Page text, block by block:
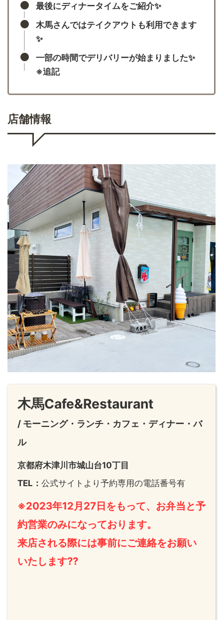
最後にディナータイムをご紹介✨
木馬さんではテイクアウトも利用できます
✨
一部の時間でデリバリーが始まりました✨
※追記
店舗情報
木馬Cafe&Restaurant
/ モーニング・ランチ・ カフェ・ディナー・バ
ル
京都府木津川市城山台10丁目
TEL： 公式サイトより予約専用の電話番号有
※2023年12月27日をもって、お弁当と予
約営業のみになっております。
来店される際には事前にご連絡をお願い
いたします??